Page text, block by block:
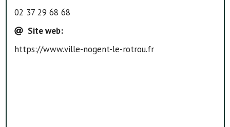
02 37 29 68 68
Site web:
https://www.ville-nogent-le-rotrou.fr